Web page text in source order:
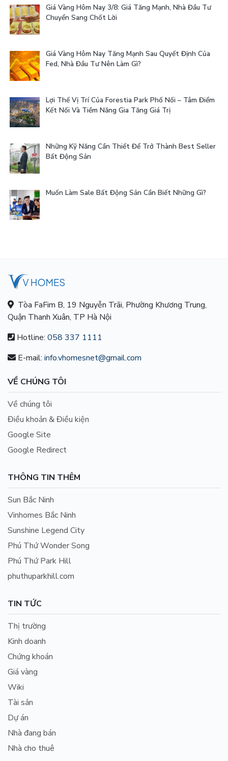
Giá Vàng Hôm Nay 3/8: Giá Tăng Mạnh, Nhà Đầu Tư
Chuyển Sang Chốt Lời
Giá Vàng Hôm Nay Tăng Mạnh Sau Quyết Định Của
Fed, Nhà Đầu Tư Nên Làm Gì?
Lợi Thế Vị Trí Của Forestia Park Phố Nối – Tâm Điểm
Kết Nối Và Tiềm Năng Gia Tăng Giá Trị
Những Kỹ Năng Cần Thiết Để Trở Thành Best Seller
Bất Động Sản
Muốn Làm Sale Bất Động Sản Cần Biết Những Gì?
Tòa FaFim B, 19 Nguyễn Trãi, Phường Khương Trung,
Quận Thanh Xuân, TP Hà Nội
Hotline: 058 337 1111
E-mail: info.vhomesnet@gmail.com
VỀ CHÚNG TÔI
Về chúng tôi
Điều khoản & Điều kiện
Google Site
Google Redirect
THÔNG TIN THÊM
Sun Bắc Ninh
Vinhomes Bắc Ninh
Sunshine Legend City
Phú Thứ Wonder Song
Phú Thứ Park Hill
phuthuparkhill.com
TIN TỨC
Thị trường
Kinh doanh
Chứng khoán
Giá vàng
Wiki
Tài sản
Dự án
Nhà đang bán
Nhà cho thuê